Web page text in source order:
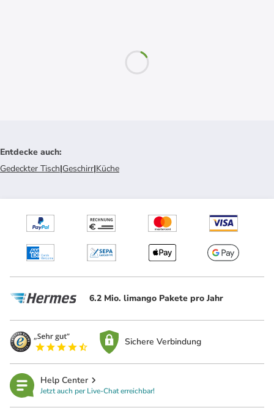
Entdecke auch:
Gedeckter Tisch|Geschirr|Küche
6.2 Mio. limango Pakete pro Jahr
Sichere Verbindung
Help Center
Jetzt auch per Live-Chat erreichbar!